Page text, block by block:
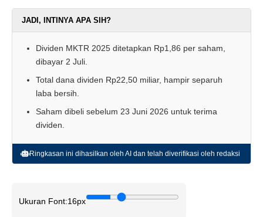
JADI, INTINYA APA SIH?
Dividen MKTR 2025 ditetapkan Rp1,86 per saham,
dibayar 2 Juli.
Total dana dividen Rp22,50 miliar, hampir separuh
laba bersih.
Saham dibeli sebelum 23 Juni 2026 untuk terima
dividen.
Ringkasan ini dihasilkan oleh AI dan telah diverifikasi oleh redaksi
Ukuran Font:16px